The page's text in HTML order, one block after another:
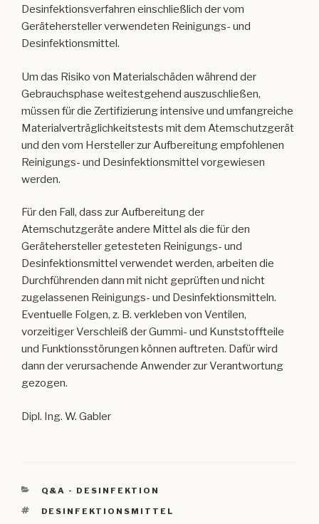
Desinfektionsverfahren einschließlich der vom
Gerätehersteller verwendeten Reinigungs- und
Desinfektionsmittel.
Um das Risiko von Materialschäden während der
Gebrauchsphase weitestgehend auszuschließen,
müssen für die Zertifizierung intensive und umfangreiche
Materialverträglichkeitstests mit dem Atemschutzgerät
und den vom Hersteller zur Aufbereitung empfohlenen
Reinigungs- und Desinfektionsmittel vorgewiesen
werden.
Für den Fall, dass zur Aufbereitung der
Atemschutzgeräte andere Mittel als die für den
Gerätehersteller getesteten Reinigungs- und
Desinfektionsmittel verwendet werden, arbeiten die
Durchführenden dann mit nicht geprüften und nicht
zugelassenen Reinigungs- und Desinfektionsmitteln.
Eventuelle Folgen, z. B. verkleben von Ventilen,
vorzeitiger Verschleiß der Gummi- und Kunststoffteile
und Funktionsstörungen können auftreten. Dafür wird
dann der verursachende Anwender zur Verantwortung
gezogen.
Dipl. Ing. W. Gabler
KATEGORIEN
Q&A - DESINFEKTION
SCHLAGWÖRTER
DESINFEKTIONSMITTEL